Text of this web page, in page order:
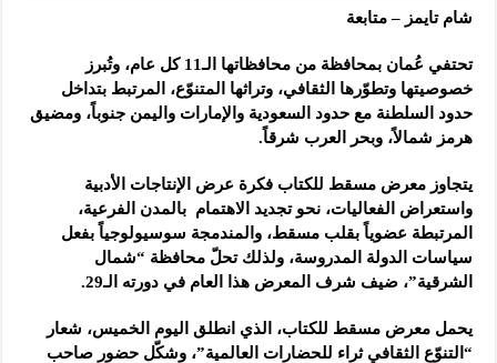
شام تايمز – متابعة
تحتفي عُمان بمحافظة من محافظاتها الـ11 كل عام، وتُبرز
خصوصيتها وتطوّرها الثقافي، وتراثها المتنوّع، المرتبط بتداخل
حدود السلطنة مع حدود السعودية والإمارات واليمن جنوباً، ومضيق
هرمز شمالاً، وبحر العرب شرقاً.
يتجاوز معرض مسقط للكتاب فكرة عرض الإنتاجات الأدبية
واستعراض الفعاليات، نحو تجديد الاهتمام بالمدن الفرعية،
المرتبطة عضوياً بقلب مسقط، والمندمجة سوسيولوجياً بفعل
سياسات الدولة المدروسة، ولذلك تحلّ محافظة “شمال
الشرقية”، ضيف شرف المعرض هذا العام في دورته الـ29.
يحمل معرض مسقط للكتاب، الذي انطلق اليوم الخميس، شعار
“التنوّع الثقافي ثراء للحضارات العالمية”، وشكّل حضور صاحب